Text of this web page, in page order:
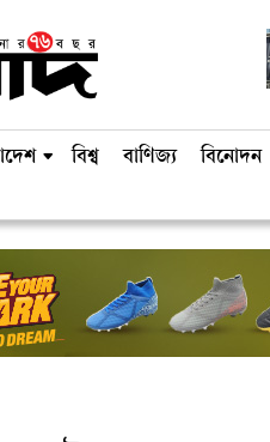
বিশ্ব বাণিজ্য বিনোদন